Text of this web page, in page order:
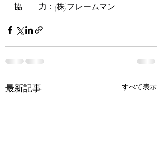
協　　力：(株)フレームマン
最新記事 すべて表示